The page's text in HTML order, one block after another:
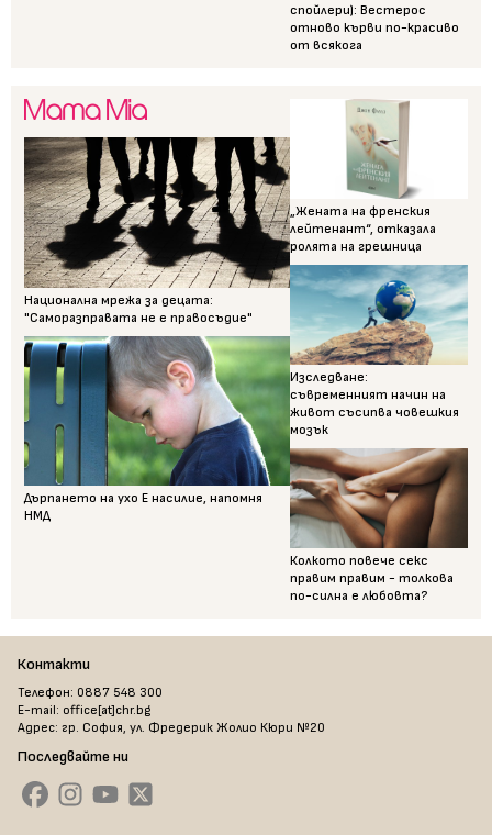
спойлери): Вестерос
отново кърви по-красиво
от всякога
Национална мрежа за децата:
"Саморазправата не е правосъдие"
Дърпането на ухо Е насилие, напомня
НМД
„Жената на френския
лейтенант“, отказала
ролята на грешница
Изследване:
съвременният начин на
живот съсипва човешкия
мозък
Колкото повече секс
правим правим - толкова
по-силна е любовта?
Контакти
Телефон: 0887 548 300
E-mail: office[at]chr.bg
Адрес: гр. София, ул. Фредерик Жолио Кюри №20
Последвайте ни